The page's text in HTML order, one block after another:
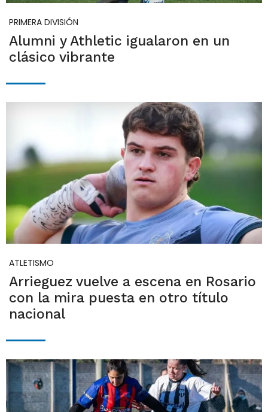
PRIMERA DIVISIÓN
Alumni y Athletic igualaron en un
clásico vibrante
ATLETISMO
Arrieguez vuelve a escena en Rosario
con la mira puesta en otro título
nacional